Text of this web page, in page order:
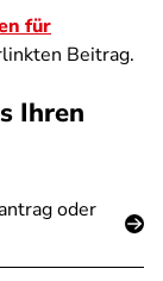
für
Beitrag.
Ihren
oder